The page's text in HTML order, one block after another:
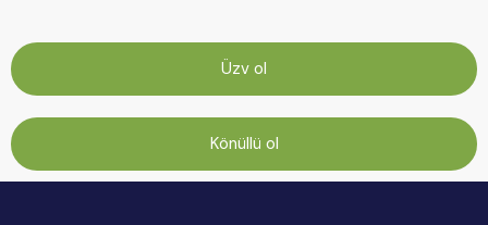
Üzv ol
Könüllü ol